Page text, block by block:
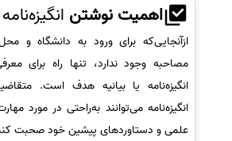
اهمیت نوشتن انگیزه‌نامه
ازآنجایی‌که برای ورود به دانشگاه و
مصاحبه وجود ندارد، تنها راه برای
انگیزه‌نامه یا بیانیه هدف است.
انگیزه‌نامه می‌توانند به‌راحتی در مورد
علمی و دستاوردهای پیشین خود صحبت